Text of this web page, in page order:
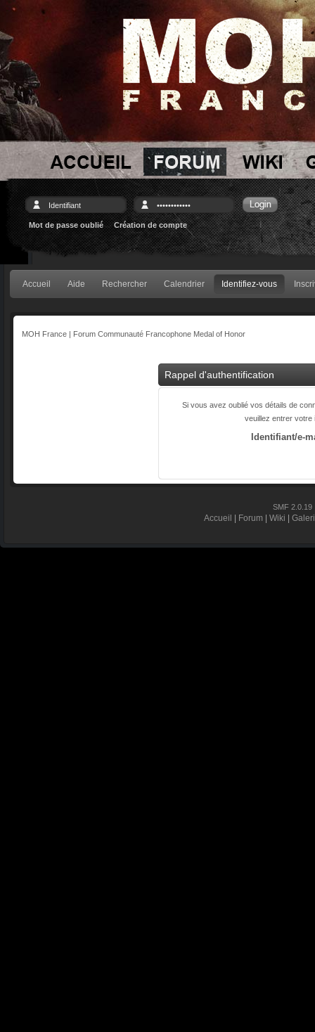
Mot de passe oublié Création de compte
Accueil Aide Rechercher Calendrier Identifiez-vous
MOH France | Forum Communauté Francophone Medal of Honor
Rappel d'authentification
Si vous avez oublié vos détails de
veuillez entrer votre
Identifiant/e-
SMF 2.0.19
Accueil Forum Wiki